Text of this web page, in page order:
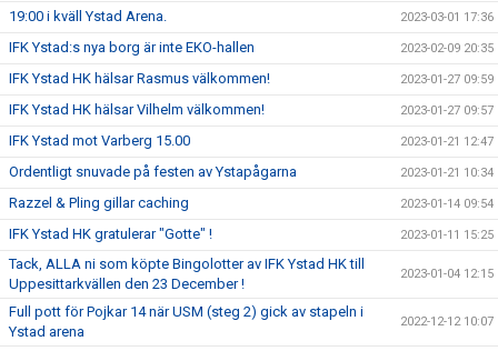
19:00 i kväll Ystad Arena. 2023-03-01 17:36
IFK Ystad:s nya borg är inte EKO-hallen 2023-02-09 20:35
IFK Ystad HK hälsar Rasmus välkommen! 2023-01-27 09:59
IFK Ystad HK hälsar Vilhelm välkommen! 2023-01-27 09:57
IFK Ystad mot Varberg 15.00 2023-01-21 12:47
Ordentligt snuvade på festen av Ystapågarna 2023-01-21 10:34
Razzel & Pling gillar caching 2023-01-14 09:54
IFK Ystad HK gratulerar "Gotte" ! 2023-01-11 15:25
Tack, ALLA ni som köpte Bingolotter av IFK Ystad HK till
Uppesittarkvällen den 23 December !
2023-01-04 12:15
Full pott för Pojkar 14 när USM (steg 2) gick av stapeln i
Ystad arena
2022-12-12 10:07